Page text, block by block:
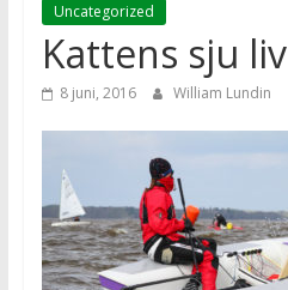
Uncategorized
Kattens sju liv
8 juni, 2016 William Lundin